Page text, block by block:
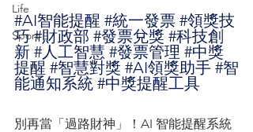
Life
Sport
#AI智能提醒 #統一發票 #領獎技
巧 #財政部 #發票兌獎 #科技創
新 #人工智慧 #發票管理 #中獎
提醒 #智慧對獎 #AI領獎助手 #智
能通知系統 #中獎提醒工具
別再當「過路財神」！AI 智能提醒系統